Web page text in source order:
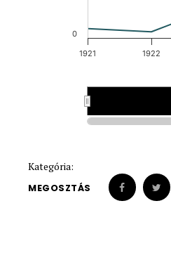
1921 1922
0
Kategória:
MEGOSZTÁS